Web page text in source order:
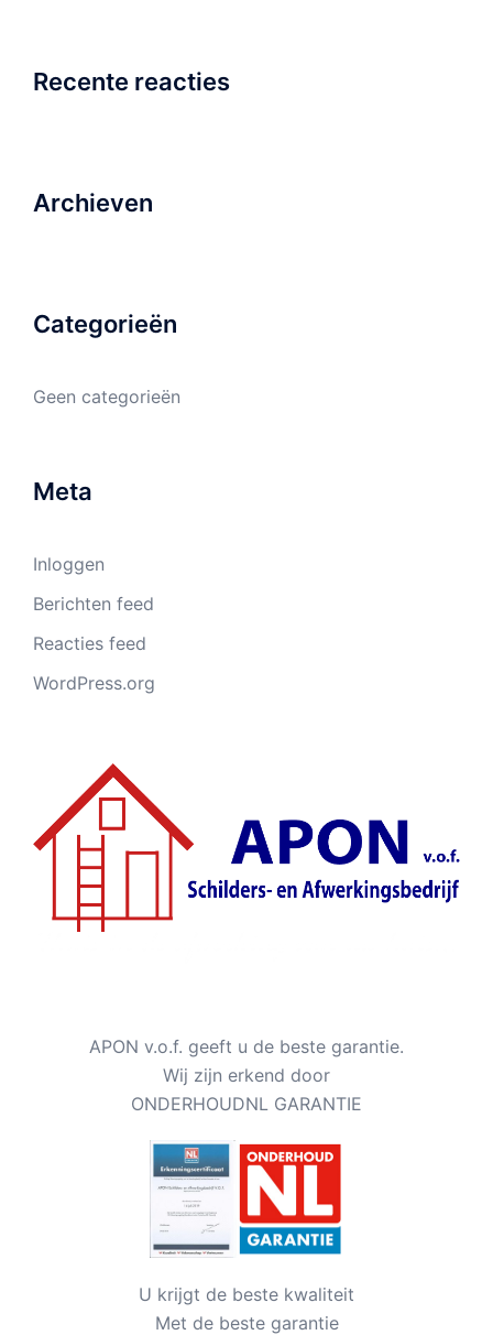
Recente reacties
Archieven
Categorieën
Geen categorieën
Meta
Inloggen
Berichten feed
Reacties feed
WordPress.org
APON v.o.f. geeft u de beste garantie.
Wij zijn erkend door
ONDERHOUDNL GARANTIE
U krijgt de beste kwaliteit
Met de beste garantie